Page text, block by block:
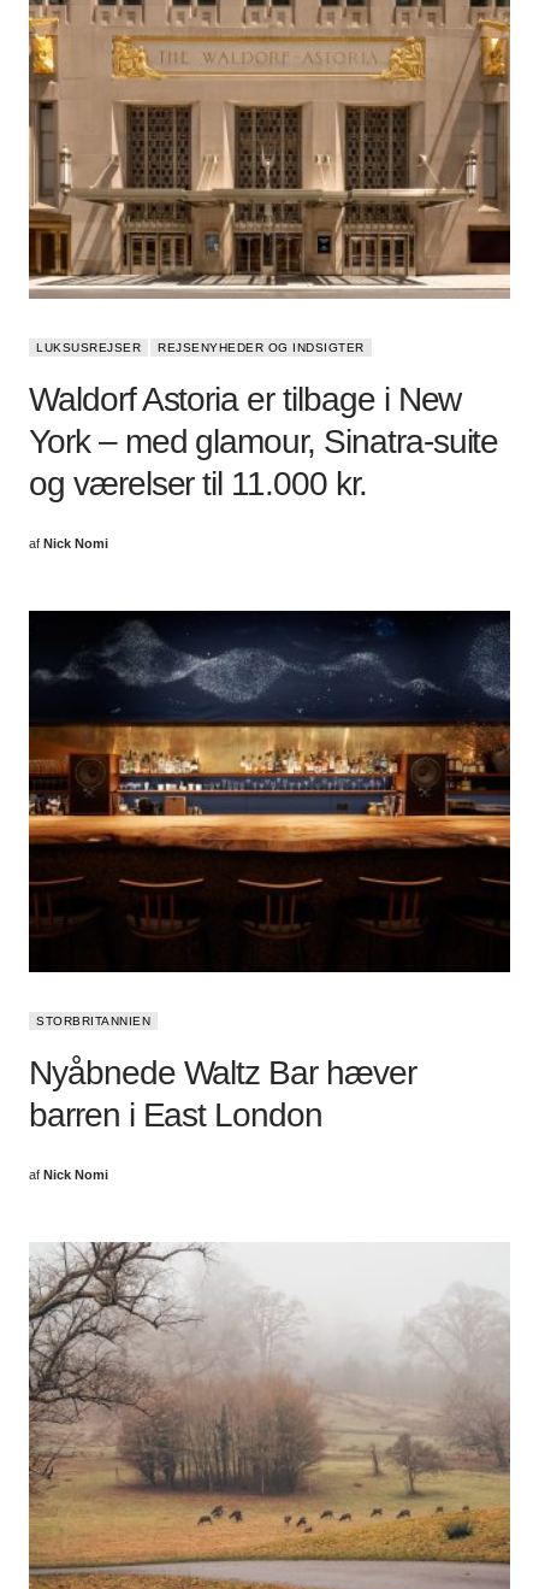
LUKSUSREJSER REJSENYHEDER OG INDSIGTER
Waldorf Astoria er tilbage i New
York – med glamour, Sinatra-suite
og værelser til 11.000 kr.
af Nick Nomi
STORBRITANNIEN
Nyåbnede Waltz Bar hæver
barren i East London
af Nick Nomi